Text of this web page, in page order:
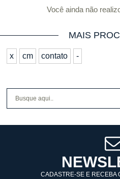
Você ainda não
MAIS
x cm contato -
CADASTRE-SE E RECEBA